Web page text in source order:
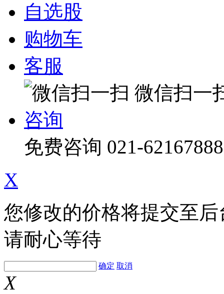
自选股
购物车
客服
微信扫一
咨询
免费咨询 021-62167888
X
您修改的价格将提交至
请耐心等待
确定 取消
X